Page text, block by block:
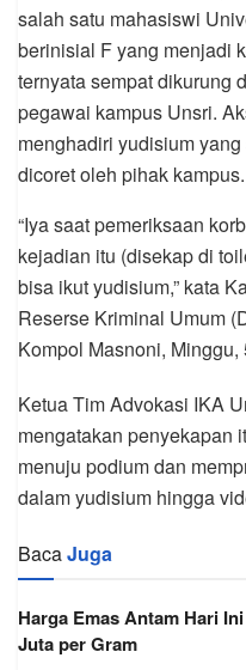
salah satu mahasiswi
berinisial F yang menjadi
ternyata sempat dikurung
pegawai kampus Unsri.
menghadiri yudisium
dicoret oleh pihak kampus.
“Iya saat pemeriksaan
kejadian itu (disekap di
bisa ikut yudisium,” kata
Reserse Kriminal Umum
Kompol Masnoni,
Ketua Tim Advokasi IKA
mengatakan penyekapan
menuju podium dan
dalam yudisium hingga
BacaJuga
Harga Emas Antam Hari
Juta per Gram